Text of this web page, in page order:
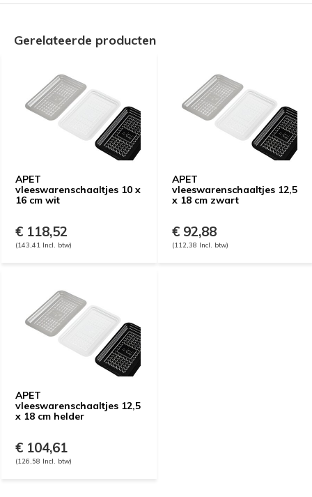
Gerelateerde producten
APET
vleeswarenschaaltjes 10 x
16 cm wit
€ 118,52
(143,41 Incl. btw)
APET
vleeswarenschaaltjes 12,5
x 18 cm zwart
€ 92,88
(112,38 Incl. btw)
APET
vleeswarenschaaltjes 12,5
x 18 cm helder
€ 104,61
(126,58 Incl. btw)